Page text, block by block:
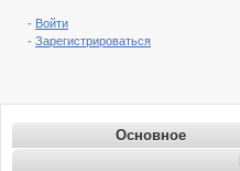
- Войти
- Зарегистрироваться
Основное